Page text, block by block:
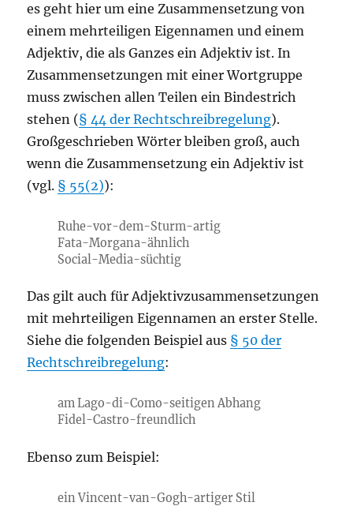
es geht hier um eine Zusammensetzung von
einem mehrteiligen Eigennamen und einem
Adjektiv, die als Ganzes ein Adjektiv ist. In
Zusammensetzungen mit einer Wortgruppe
muss zwischen allen Teilen ein Bindestrich
stehen (§ 44 der Rechtschreibregelung).
Großgeschrieben Wörter bleiben groß, auch
wenn die Zusammensetzung ein Adjektiv ist
(vgl. § 55(2)):
Ruhe-vor-dem-Sturm-artig
Fata-Morgana-ähnlich
Social-Media-süchtig
Das gilt auch für Adjektivzusammensetzungen
mit mehrteiligen Eigennamen an erster Stelle.
Siehe die folgenden Beispiel aus § 50 der
Rechtschreibregelung:
am Lago-di-Como-seitigen Abhang
Fidel-Castro-freundlich
Ebenso zum Beispiel:
ein Vincent-van-Gogh-artiger Stil